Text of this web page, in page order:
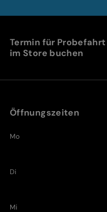
Termin für Probefahrt
im Store buchen
Öffnungszeiten
Mo
Di
Mi